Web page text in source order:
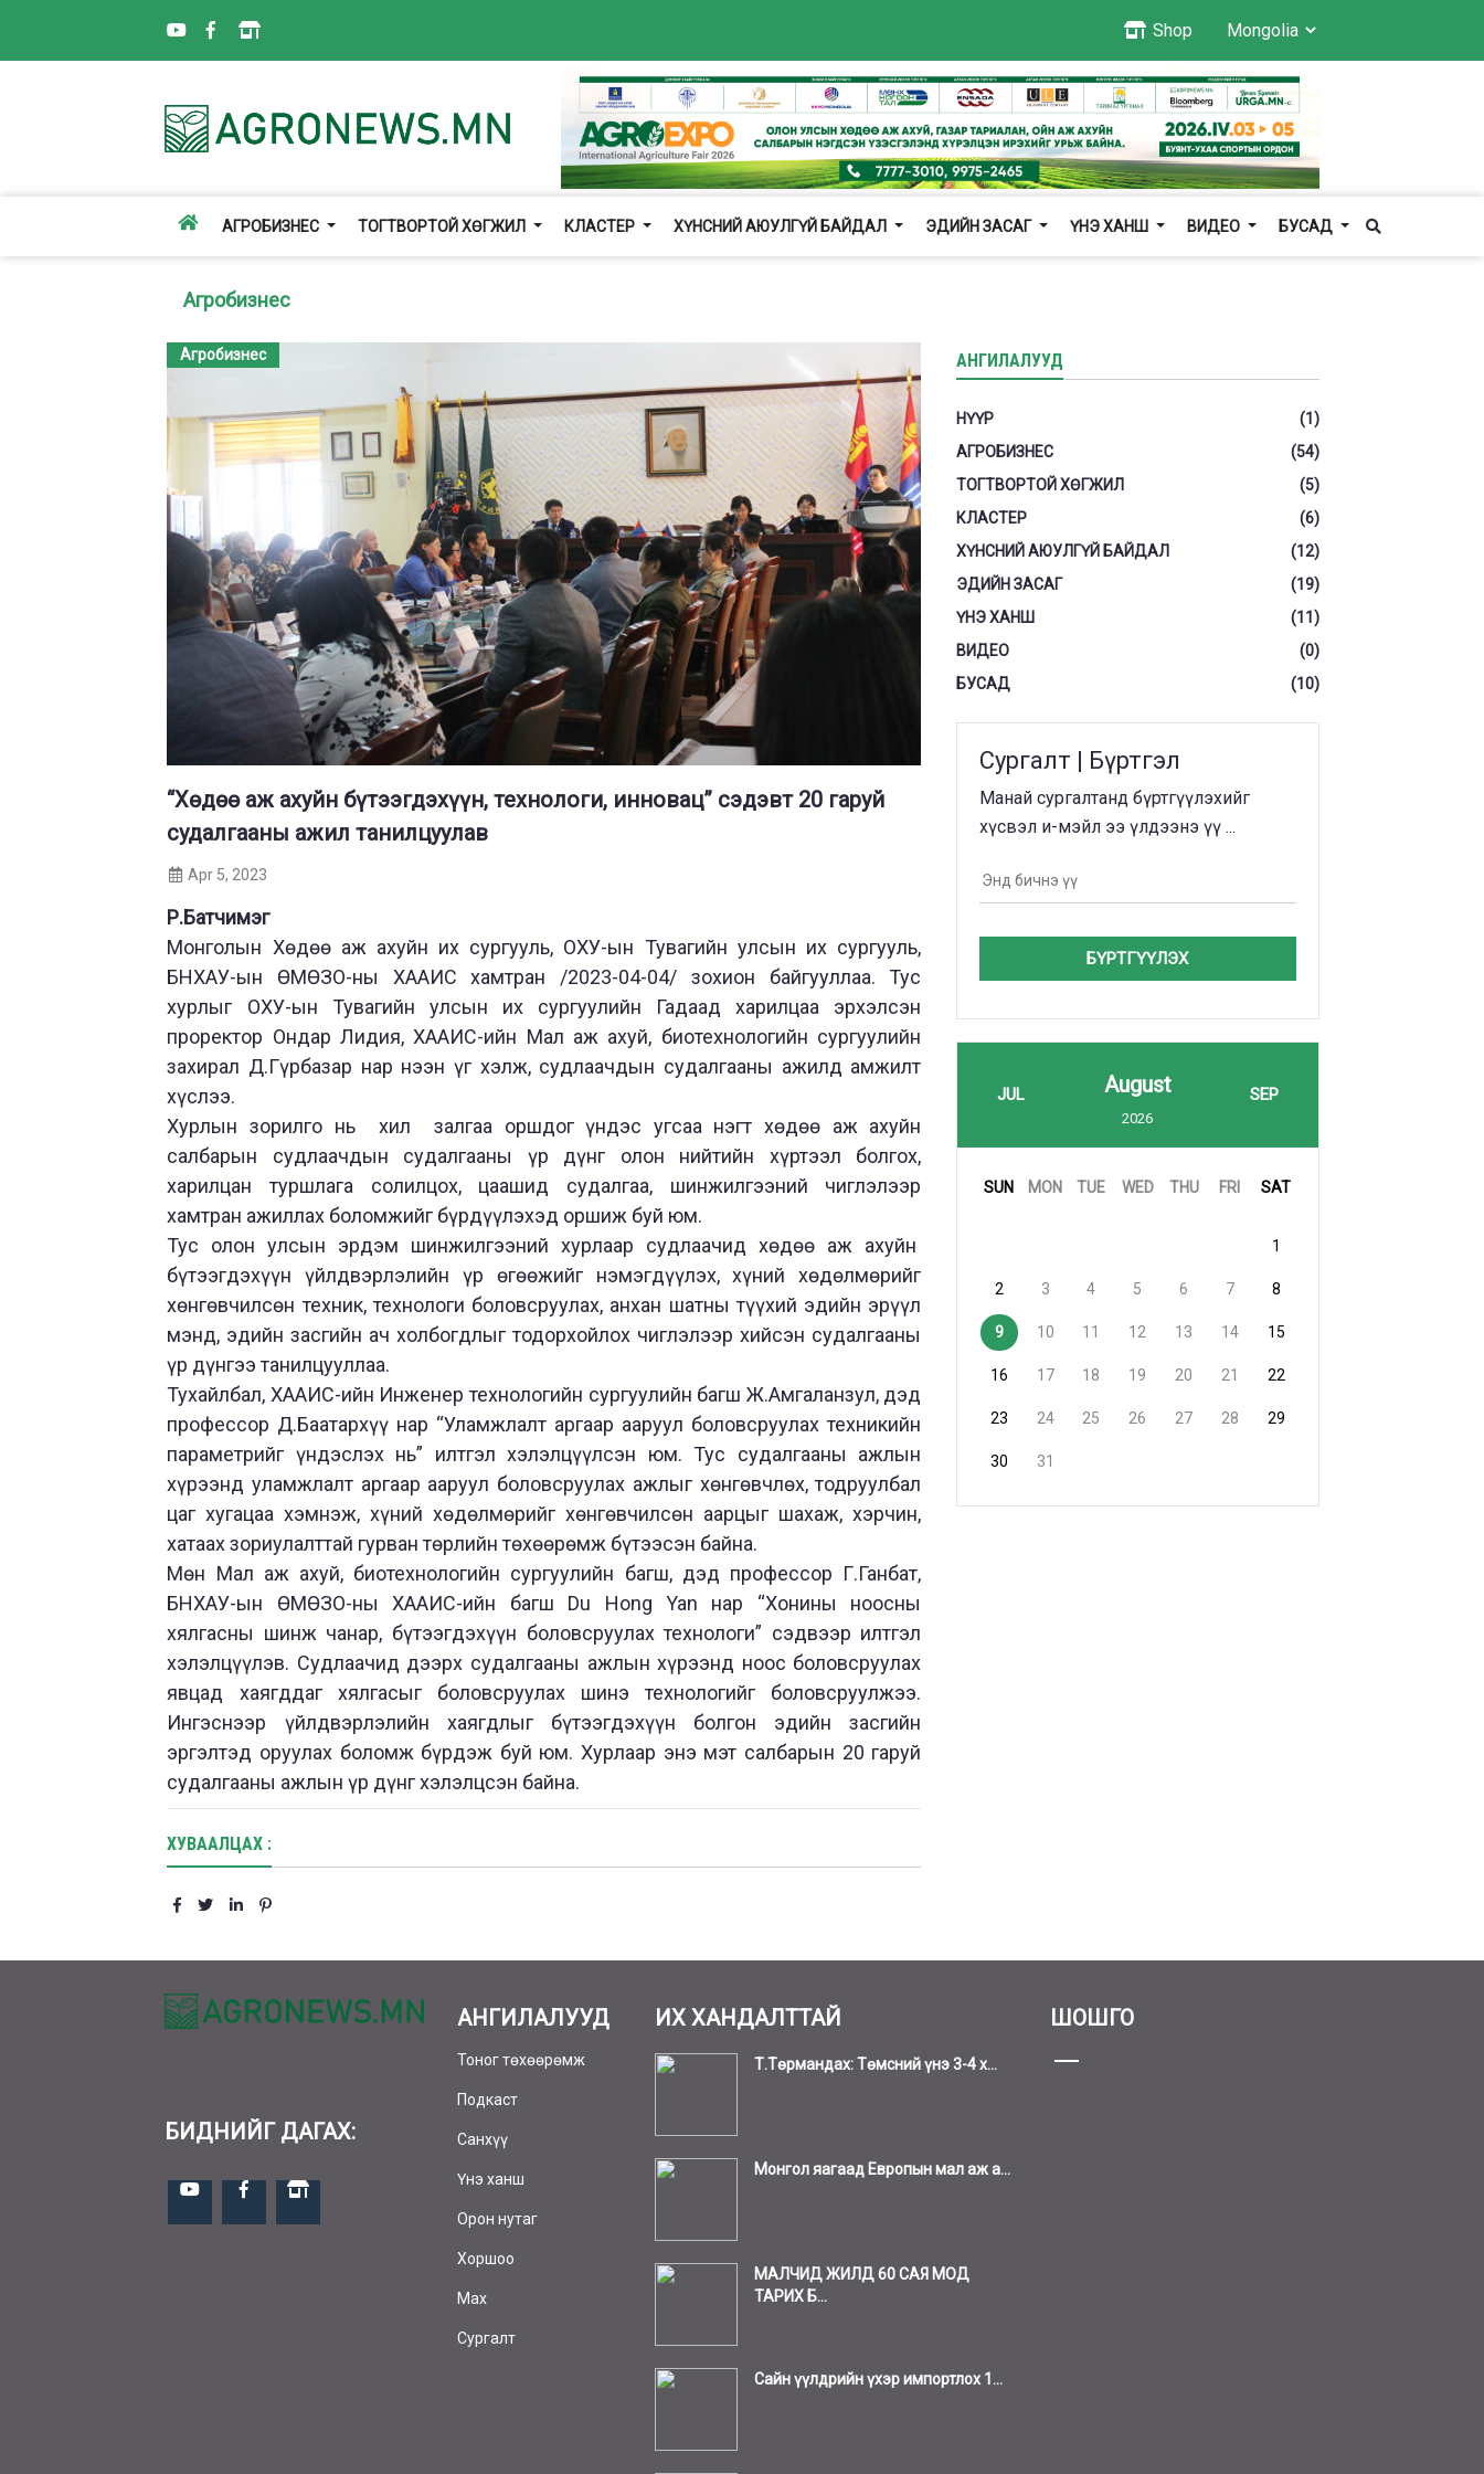
Shop
АГРОБИЗНЕС ТОГТВОРТОЙ ХӨГЖИЛ КЛАСТЕР ХҮНСНИЙ АЮУЛГҮЙ БАЙДАЛ ЭДИЙН ЗАСАГ ҮНЭ ХАНШ ВИДЕО БУСАД
Агробизнес
Агробизнес
“Хөдөө аж ахуйн бүтээгдэхүүн, технологи, инновац” сэдэвт 20 гаруй
судалгааны ажил танилцуулав
Apr 5, 2023
Р.Батчимэг
Монголын Хөдөө аж ахуйн их сургууль, ОХУ-ын Тувагийн улсын их сургууль,
БНХАУ-ын ӨМӨЗО-ны ХААИС хамтран /2023-04-04/ зохион байгууллаа. Тус
хурлыг ОХУ-ын Тувагийн улсын их сургуулийн Гадаад харилцаа эрхэлсэн
проректор Ондар Лидия, ХААИС-ийн Мал аж ахуй, биотехнологийн сургуулийн
захирал Д.Гүрбазар нар нээн үг хэлж, судлаачдын судалгааны ажилд амжилт
хүслээ.
Хурлын зорилго нь хил залгаа оршдог үндэс угсаа нэгт хөдөө аж ахуйн
салбарын судлаачдын судалгааны үр дүнг олон нийтийн хүртээл болгох,
харилцан туршлага солилцох, цаашид судалгаа, шинжилгээний чиглэлээр
хамтран ажиллах боломжийг бүрдүүлэхэд оршиж буй юм.
Тус олон улсын эрдэм шинжилгээний хурлаар судлаачид хөдөө аж ахуйн
бүтээгдэхүүн үйлдвэрлэлийн үр өгөөжийг нэмэгдүүлэх, хүний хөдөлмөрийг
хөнгөвчилсөн техник, технологи боловсруулах, анхан шатны түүхий эдийн эрүүл
мэнд, эдийн засгийн ач холбогдлыг тодорхойлох чиглэлээр хийсэн судалгааны
үр дүнгээ танилцууллаа.
Тухайлбал, ХААИС-ийн Инженер технологийн сургуулийн багш Ж.Амгаланзул, дэд
профессор Д.Баатархүү нар “Уламжлалт аргаар ааруул боловсруулах техникийн
параметрийг үндэслэх нь” илтгэл хэлэлцүүлсэн юм. Тус судалгааны ажлын
хүрээнд уламжлалт аргаар ааруул боловсруулах ажлыг хөнгөвчлөх, тодруулбал
цаг хугацаа хэмнэж, хүний хөдөлмөрийг хөнгөвчилсөн аарцыг шахаж, хэрчин,
хатаах зориулалттай гурван төрлийн төхөөрөмж бүтээсэн байна.
Мөн Мал аж ахуй, биотехнологийн сургуулийн багш, дэд профессор Г.Ганбат,
БНХАУ-ын ӨМӨЗО-ны ХААИС-ийн багш Du Hong Yan нар “Хонины ноосны
хялгасны шинж чанар, бүтээгдэхүүн боловсруулах технологи” сэдвээр илтгэл
хэлэлцүүлэв. Судлаачид дээрх судалгааны ажлын хүрээнд ноос боловсруулах
явцад хаягддаг хялгасыг боловсруулах шинэ технологийг боловсруулжээ.
Ингэснээр үйлдвэрлэлийн хаягдлыг бүтээгдэхүүн болгон эдийн засгийн
эргэлтэд оруулах боломж бүрдэж буй юм. Хурлаар энэ мэт салбарын 20 гаруй
судалгааны ажлын үр дүнг хэлэлцсэн байна.
ХУВААЛЦАХ :
АНГИЛАЛУУД
НҮҮР
(1)
АГРОБИЗНЕС
(54)
ТОГТВОРТОЙ ХӨГЖИЛ
(5)
КЛАСТЕР
(6)
ХҮНСНИЙ АЮУЛГҮЙ БАЙДАЛ
(12)
ЭДИЙН ЗАСАГ
(19)
ҮНЭ ХАНШ
(11)
ВИДЕО
(0)
БУСАД
(10)
Сургалт | Бүртгэл
Манай сургалтанд бүртгүүлэхийг
хүсвэл и-мэйл ээ үлдээнэ үү ...
БҮРТГҮҮЛЭХ
JUL August
2026
SEP
SUN MON TUE WED THU FRI SAT
1
2 3 4 5 6 7 8
9 10 11 12 13 14 15
16 17 18 19 20 21 22
23 24 25 26 27 28 29
30 31
БИДНИЙГ ДАГАХ:
АНГИЛАЛУУД
Тоног төхөөрөмж
Подкаст
Санхүү
Үнэ ханш
Орон нутаг
Хоршоо
Мах
Сургалт
ИХ ХАНДАЛТТАЙ
Т.Төрмандах: Төмсний үнэ 3-4 х...
Монгол яагаад Европын мал аж а...
МАЛЧИД ЖИЛД 60 САЯ МОД
ТАРИХ Б...
Сайн үүлдрийн үхэр импортлох 1...
ШОШГО